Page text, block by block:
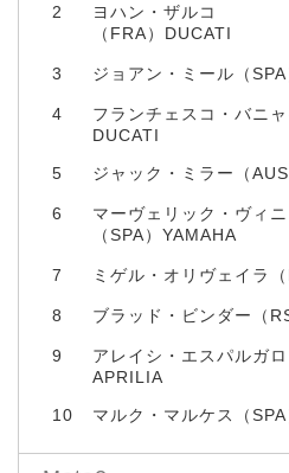
2
ヨハン・ザルコ
（FRA）DUCATI
3 ジョアン・ミール（
4
フランチェスコ・バニャ
DUCATI
5 ジャック・ミラー（
6
マーヴェリック・ヴィ
（SPA）YAMAHA
7 ミゲル・オリヴェイラ
8 ブラッド・ビンダー（
9
アレイシ・エスパルガロ
APRILIA
10 マルク・マルケス（